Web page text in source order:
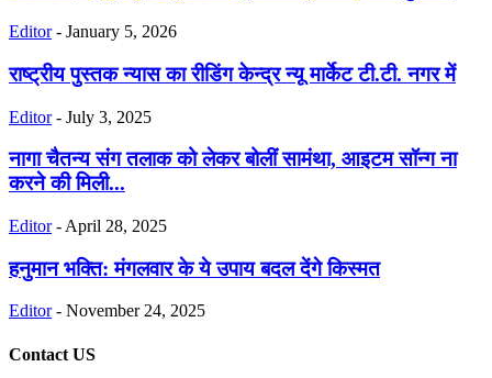
Editor - January 5, 2026
राष्ट्रीय पुस्तक न्यास का रीडिंग केन्द्र न्यू मार्केट टी.टी. नगर में
Editor - July 3, 2025
नागा चैतन्य संग तलाक को लेकर बोलीं सामंथा, आइटम सॉन्ग ना
करने की मिली...
Editor - April 28, 2025
हनुमान भक्ति: मंगलवार के ये उपाय बदल देंगे किस्मत
Editor - November 24, 2025
Contact US